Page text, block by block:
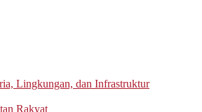
Lingkungan, dan Infrastruktur
Rakyat